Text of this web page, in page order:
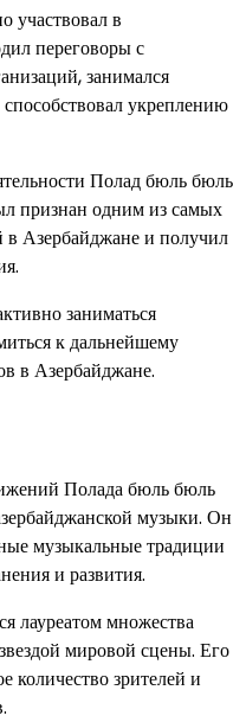
участвовал в
переговоры с
занимался
укреплению
Полад бюль бюль
признан одним из самых
в Азербайджане и получил
заниматься
к дальнейшему
в Азербайджане.
Полада бюль бюль
музыки. Он
музыкальные традиции
и развития.
лауреатом множества
мировой сцены. Его
количество зрителей и